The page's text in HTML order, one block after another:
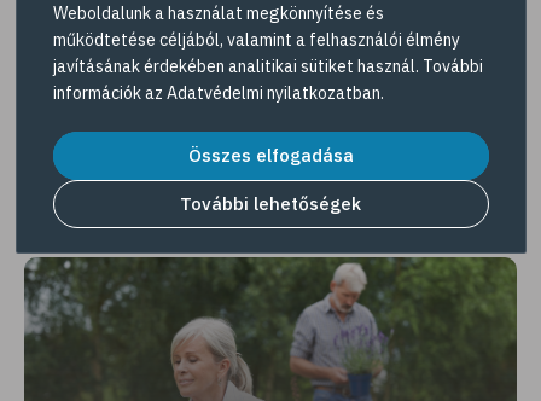
Tovább az összes kuponra
Gyöngy Patika Magazin
Érdekességek, interjúk, egészséges élet
Weboldalunk a használat megkönnyítése és
működtetése céljából, valamint a felhasználói élmény
javításának érdekében analitikai sütiket használ. További
információk az Adatvédelmi nyilatkozatban.
Összes elfogadása
További lehetőségek